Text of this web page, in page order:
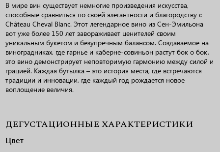
В мире вин существует немногие произведения искусства,
способные сравниться по своей элегантности и благородству с
Château Cheval Blanc. Этот легендарное вино из Сен-Эмильона
вот уже более 150 лет завораживает ценителей своим
уникальным букетом и безупречным балансом. Создаваемое на
виноградниках, где гарнье и каберне-совиньон растут бок о бок,
это вино демонстрирует неповторимую гармонию между силой и
грацией. Каждая бутылка – это история места, где встречаются
традиции и инновации, где каждый год рождается новое
воплощение величия.
ДЕГУСТАЦИОННЫЕ ХАРАКТЕРИСТИКИ
Цвет